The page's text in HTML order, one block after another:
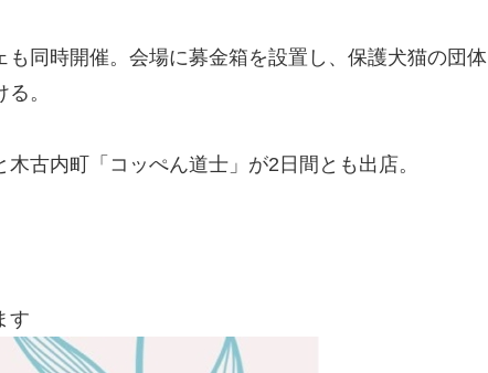
同時開催。会場に募金箱を設置し、保護犬猫の団体
。
古内町「コッぺん道士」が2日間とも出店。
す